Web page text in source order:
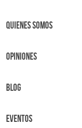
Quienes Somos
OPINIONES
BLOG
Eventos